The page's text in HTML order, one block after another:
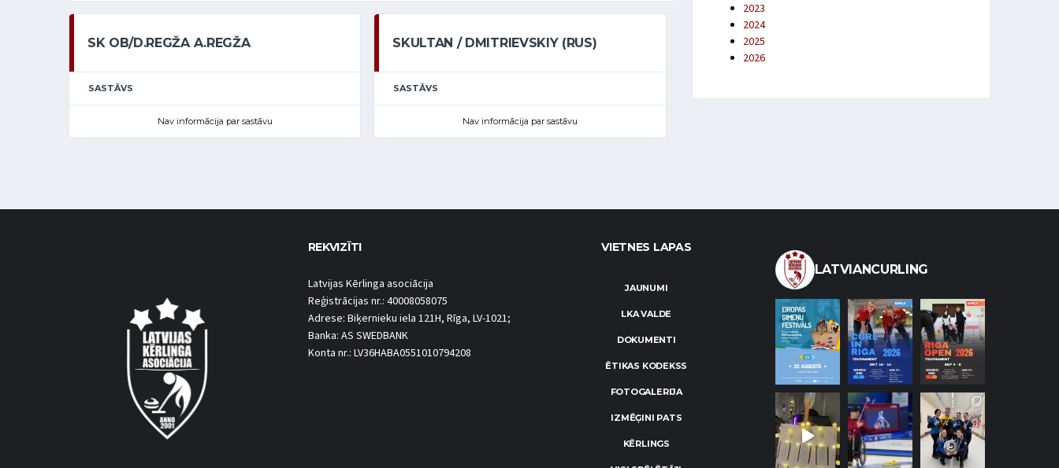
SK OB/D.REGŽA A.REGŽA
SASTĀVS
Nav informācija par sastāvu
SKULTAN / DMITRIEVSKIY (RUS)
SASTĀVS
Nav informācija par sastāvu
2023
2024
2025
2026
REKVIZĪTI
Latvijas Kērlinga asociācija
Reģistrācijas nr.: 40008058075
Adrese: Biķernieku iela 121H, Rīga, LV-1021;
Banka: AS SWEDBANK
Konta nr.: LV36HABA0551010794208
VIETNES LAPAS
JAUNUMI
LKA VALDE
DOKUMENTI
ĒTIKAS KODEKSS
FOTOGALERIJA
IZMĒĢINI PATS
KĒRLINGS
LATVIANCURLING